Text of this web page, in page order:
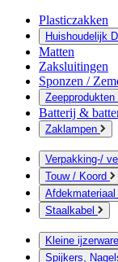
Plasticzakken
Huishoudelijk
Matten
Zaksluitingen
Sponzen /
Zeepprodukten
Batterij &
Zaklampen
Verpakking-/
Touw / Koord
Afdekmateriaal
Staalkabel
Kleine
Spijkers,